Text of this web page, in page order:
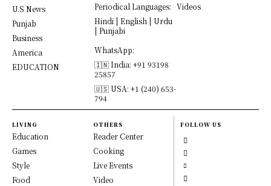
U.S News
Punjab
Business
America
EDUCATION
Periodical Languages:
Hindi | English | Urdu
| Punjabi
WhatsApp:
🇮🇳 India: +91 93198
25857
🇺🇸 USA: +1 (240) 653-
794
Videos
LIVING
Education
Games
Style
Food
OTHERS
Reader Center
Cooking
Live Events
Video
FOLLOW US